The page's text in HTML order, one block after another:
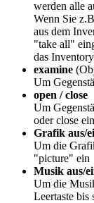
werden alle
Wenn Sie
aus dem
"take all"
das
examine
Um
open / close
Um
oder close
Grafik aus/
Um die
"picture" ein
Musik aus/
Um die
Leertaste bis